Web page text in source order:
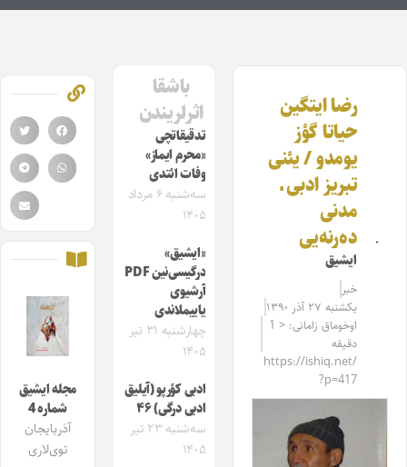
رضا ایتگین
حیاتا گؤز
یومدو / یئنی
تبریز ادبی ـ
مدنی
ده‌رنه‌یی
ایشیق
خبر
یکشنبه ۲۷ آذر ۱۳۹۰
اوخوماق زامانی: < 1
دقیقه
https://ishiq.net/
?p=417
باشقا
اثرلریندن
تدقیقاتچی
«محرم ایماز»
وفات ائتدی
سه‌شنبه ۶ مرداد
۱۴۰۵
«ایشیق»
درگیسی‌نین PDF
آرشیوی
یاییملاندی
چهارشنبه ۳۱ تیر
۱۴۰۵
ادبی کؤرپو (آیلیق
ادبی درگی) ۴۶
سه‌شنبه ۲۳ تیر
۱۴۰۵
مجله ایشیق
شماره 4
آذربایجان
توی‌لاری